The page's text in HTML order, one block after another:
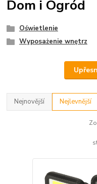
Dom i Ogród
Oświetlenie
Wyposażenie wnętrz
Nejnovější Nejlevnější